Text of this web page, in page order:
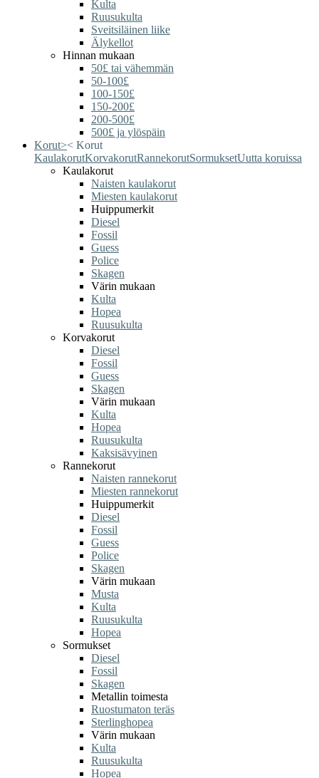
Kulta
Ruusukulta
Sveitsiläinen liike
Älykellot
Hinnan mukaan
50£ tai vähemmän
50-100£
100-150£
150-200£
200-500£
500£ ja ylöspäin
Korut>< Korut
KaulakorutKorvakorutRannekorutSormuksetUutta koruissa
Kaulakorut
Naisten kaulakorut
Miesten kaulakorut
Huippumerkit
Diesel
Fossil
Guess
Police
Skagen
Värin mukaan
Kulta
Hopea
Ruusukulta
Korvakorut
Diesel
Fossil
Guess
Skagen
Värin mukaan
Kulta
Hopea
Ruusukulta
Kaksisävyinen
Rannekorut
Naisten rannekorut
Miesten rannekorut
Huippumerkit
Diesel
Fossil
Guess
Police
Skagen
Värin mukaan
Musta
Kulta
Ruusukulta
Hopea
Sormukset
Diesel
Fossil
Skagen
Metallin toimesta
Ruostumaton teräs
Sterlinghopea
Värin mukaan
Kulta
Ruusukulta
Hopea